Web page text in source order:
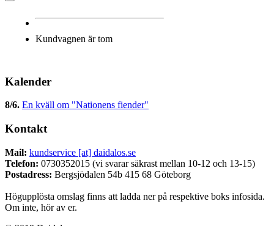
Kundvagnen är tom
Kalender
8/6. En kväll om "Nationens fiender"
Kontakt
Mail: kundservice [at] daidalos.se
Telefon: 0730352015 (vi svarar säkrast mellan 10-12 och 13-15)
Postadress: Bergsjödalen 54b 415 68 Göteborg
Högupplösta omslag finns att ladda ner på respektive boks infosida.
Om inte, hör av er.